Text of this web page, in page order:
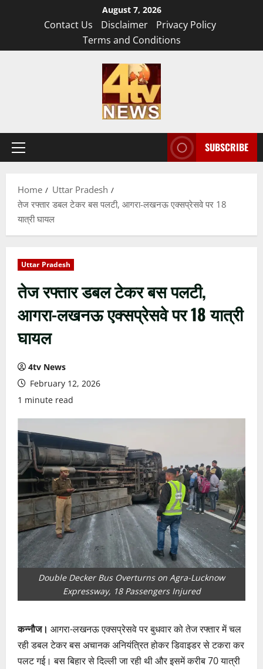
August 7, 2026
Contact Us Disclaimer
Privacy Policy
Terms and Conditions
Primary
SUBSCRIBE
Home
Uttar Pradesh
तेज रफ्तार डबल टेकर बस पलटी, आगरा-लखनऊ एक्सप्रेसवे पर 18
यात्री घायल
Uttar Pradesh
तेज रफ्तार डबल टेकर बस पलटी,
आगरा-लखनऊ एक्सप्रेसवे पर 18 यात्री
घायल
4tv News
February 12, 2026
1 minute read
Double Decker Bus Overturns on Agra-Lucknow
Expressway, 18 Passengers Injured
कन्नौज। आगरा-लखनऊ एक्सप्रेसवे पर बुधवार को तेज रफ्तार में चल
रही डबल टेकर बस अचानक अनियंत्रित होकर डिवाइडर से टकरा कर
पलट गई। बस बिहार से दिल्ली जा रही थी और इसमें करीब 70 यात्री